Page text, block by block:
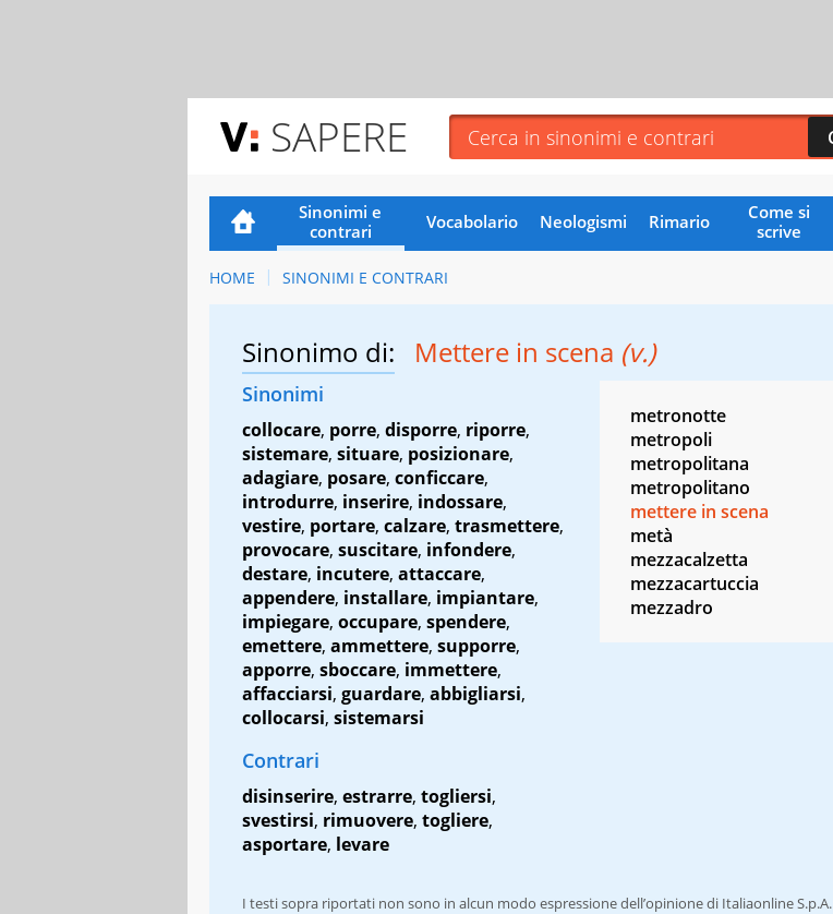
SAPERE
Sinonimi e
contrari
Vocabolario Neologismi Rimario
Come si
scrive
HOME SINONIMI E CONTRARI
Sinonimo di: Mettere in scena (v.)
Sinonimi
collocare, porre, disporre, riporre,
sistemare, situare, posizionare,
adagiare, posare, conficcare,
introdurre, inserire, indossare,
vestire, portare, calzare, trasmettere,
provocare, suscitare, infondere,
destare, incutere, attaccare,
appendere, installare, impiantare,
impiegare, occupare, spendere,
emettere, ammettere, supporre,
apporre, sboccare, immettere,
affacciarsi, guardare, abbigliarsi,
collocarsi, sistemarsi
Contrari
disinserire, estrarre, togliersi,
svestirsi, rimuovere, togliere,
asportare, levare
metronotte
metropoli
metropolitana
metropolitano
mettere in scena
metà
mezzacalzetta
mezzacartuccia
mezzadro
I testi sopra riportati non sono in alcun modo espressione dell’opinione di Italiaonline S.p.A.